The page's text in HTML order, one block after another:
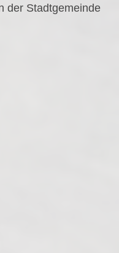
der Stadtgemeinde